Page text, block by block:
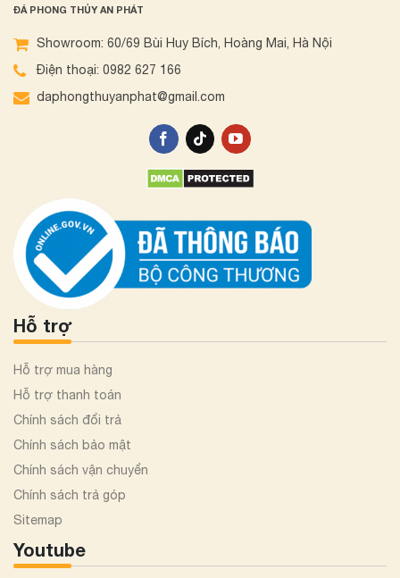
ĐÁ PHONG THỦY AN PHÁT
Showroom: 60/69 Bùi Huy Bích, Hoàng Mai, Hà Nội
Điện thoại: 0982 627 166
daphongthuyanphat@gmail.com
Hỗ trợ
Hỗ trợ mua hàng
Hỗ trợ thanh toán
Chính sách đổi trả
Chính sách bảo mật
Chính sách vận chuyển
Chính sách trả góp
Sitemap
Youtube